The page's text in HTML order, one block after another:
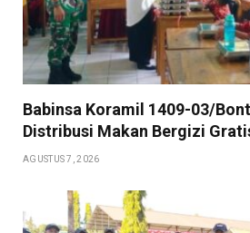
Babinsa Koramil 1409-03/
Distribusi Makan Bergizi
AGUSTUS 7, 2026